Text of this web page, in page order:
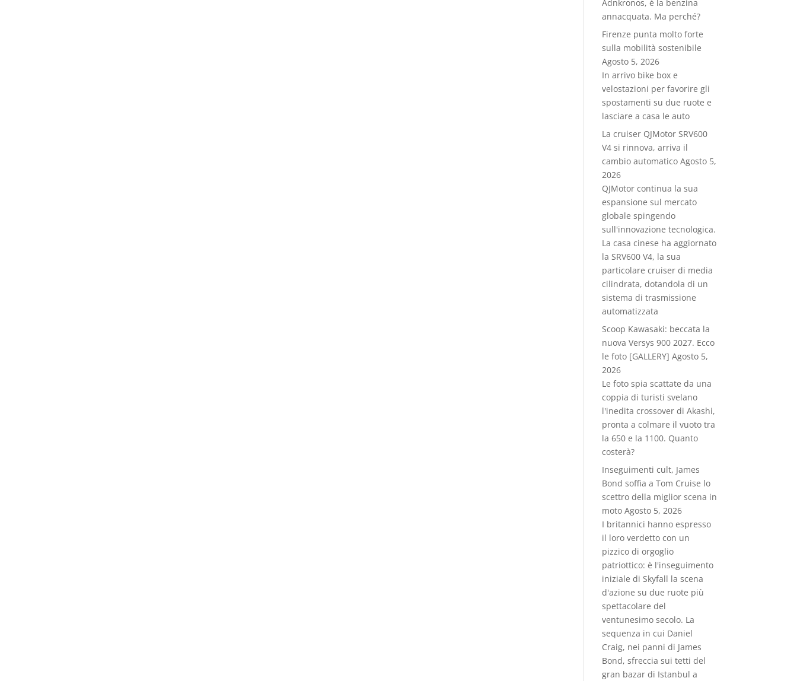
Adnkronos, è la benzina
annacquata. Ma perché?
Firenze punta molto forte
sulla mobilità sostenibile
Agosto 5, 2026
In arrivo bike box e
velostazioni per favorire gli
spostamenti su due ruote e
lasciare a casa le auto
La cruiser QJMotor SRV600
V4 si rinnova, arriva il
cambio automatico Agosto 5,
2026
QJMotor continua la sua
espansione sul mercato
globale spingendo
sull'innovazione tecnologica.
La casa cinese ha aggiornato
la SRV600 V4, la sua
particolare cruiser di media
cilindrata, dotandola di un
sistema di trasmissione
automatizzata
Scoop Kawasaki: beccata la
nuova Versys 900 2027. Ecco
le foto [GALLERY] Agosto 5,
2026
Le foto spia scattate da una
coppia di turisti svelano
l'inedita crossover di Akashi,
pronta a colmare il vuoto tra
la 650 e la 1100. Quanto
costerà?
Inseguimenti cult, James
Bond soffia a Tom Cruise lo
scettro della miglior scena in
moto Agosto 5, 2026
I britannici hanno espresso
il loro verdetto con un
pizzico di orgoglio
patriottico: è l'inseguimento
iniziale di Skyfall la scena
d'azione su due ruote più
spettacolare del
ventunesimo secolo. La
sequenza in cui Daniel
Craig, nei panni di James
Bond, sfreccia sui tetti del
gran bazar di Istanbul a